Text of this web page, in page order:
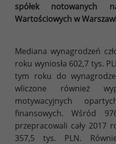
spółek notowanych
Wartościowych w
Mediana wynagrodzeń
roku wyniosła 602,7 tys.
tym roku do
wliczone również
motywacyjnych
finansowych. Wśród
przepracowali cały 2017
357,5 tys. PLN.